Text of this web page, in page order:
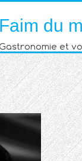
Faim du
et